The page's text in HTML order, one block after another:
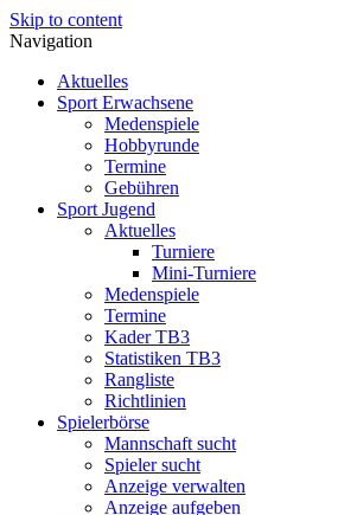
Skip to content
Navigation
Aktuelles
Sport Erwachsene
Medenspiele
Hobbyrunde
Termine
Gebühren
Sport Jugend
Aktuelles
Turniere
Mini-Turniere
Medenspiele
Termine
Kader TB3
Statistiken TB3
Rangliste
Richtlinien
Spielerbörse
Mannschaft sucht
Spieler sucht
Anzeige verwalten
Anzeige aufgeben